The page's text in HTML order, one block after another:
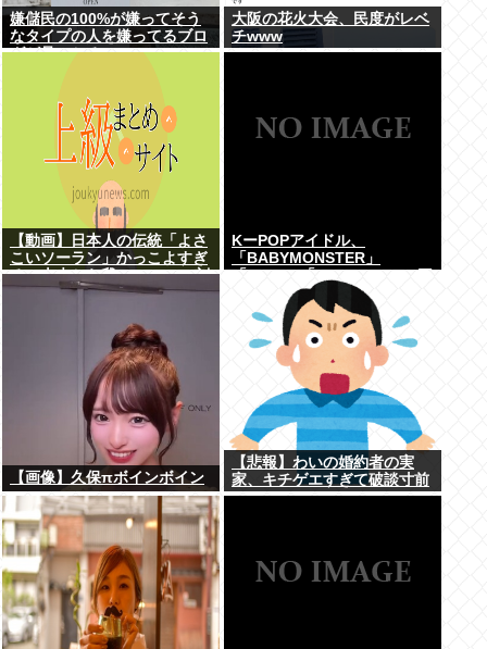
嫌儲民の100%が嫌ってそう
なタイプの人を嫌ってるブロ
グが見つかる
大阪の花火大会、民度がレベ
チwww
【動画】日本人の伝統「よさ
こいソーラン」かっこよすぎ
る。古来から我々のDNAに刻
まれた踊り
KーPOPアイドル、
「BABYMONSTER」
「ILLIT」「RESCENE」の三
国志時代に突入！
【画像】久保πボインボイン
【悲報】わいの婚約者の実
家、キチゲエすぎて破談寸前